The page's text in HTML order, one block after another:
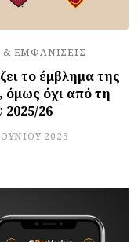
ΕΜΦΑΝΊΣΕΙΣ
το έμβλημα της
όμως όχι από τη
2025/26
2025